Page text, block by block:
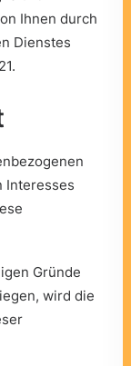
Ihnen durch
Dienstes
Interesses
Gründe
wird die